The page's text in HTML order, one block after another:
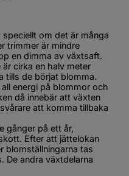
om det är många
trimmer är mindre
en dimma av växtsaft.
cirka en halv meter
tills de börjat blomma.
energi på blommor och
då innebär att växten
att komma tillbaka
gånger på ett år,
Efter att jättelokan
blomställningarna tas
De andra växtdelarna